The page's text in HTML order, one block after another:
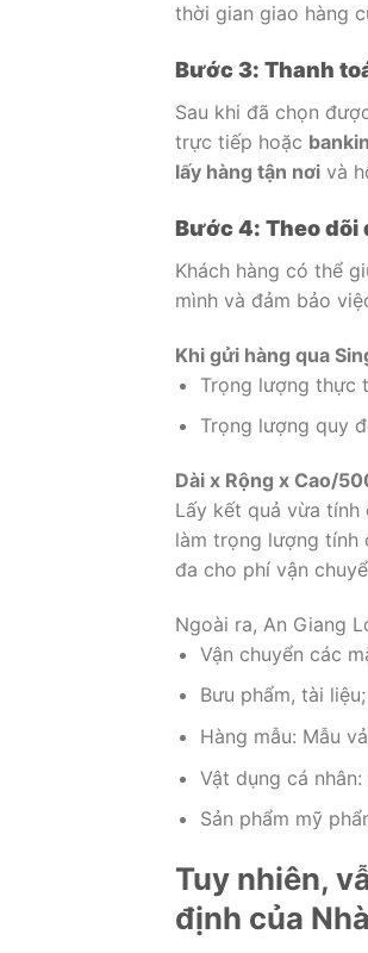
thời gian giao hàng
Bước 3: Thanh
Sau khi đã chọn
trực tiếp hoặc
lấy hàng tận nơi và
Bước 4: Theo
Khách hàng có thể
mình và đảm bảo
Khi gửi hàng qua
Trọng lượng thực
Trọng lượng quy
Dài x Rộng x Cao/
Lấy kết quả vừa
làm trọng lượng tính
đa cho phí vận
Ngoài ra, An Giang
Vận chuyển các
Bưu phẩm, tài
Hàng mẫu: Mẫu
Vật dụng cá
Sản phẩm mỹ
Tuy nhiên,
định của